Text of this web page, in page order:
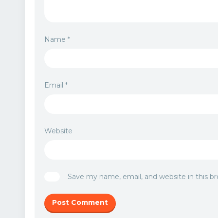
Name *
Email *
Website
Save my name, email, and website in this